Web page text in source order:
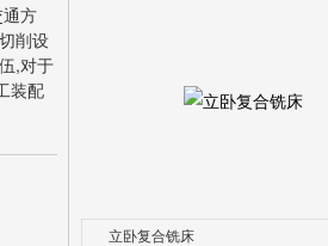
立卧复合铣床